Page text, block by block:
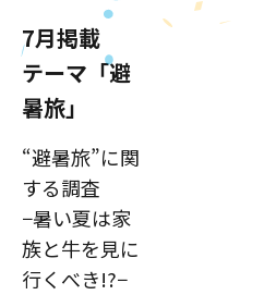
7月掲載
テーマ「避
暑旅」
“避暑旅”に関
する調査
−暑い夏は家
族と牛を見に
行くべき!?−